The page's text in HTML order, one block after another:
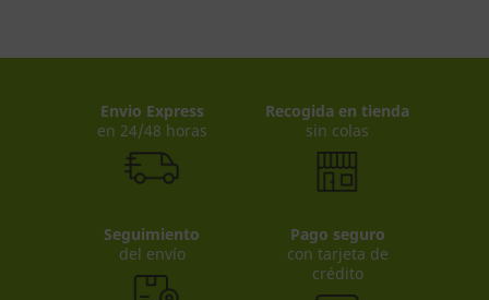
Envio Express
en 24/48 horas
Recogida en tienda
sin colas
Seguimiento
del envío
Pago seguro
con tarjeta de
crédito